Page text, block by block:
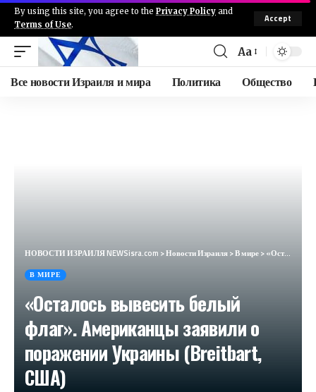
By using this site, you agree to the Privacy Policy and
Terms of Use.
Accept
Aa
Все новости Израиля и мира Политика Общество
НОВОСТИ ИЗРАИЛЯ NEWSisra.com >Новости Израиля>В мире>«Осталось вывесить белый флаг». Американцы заявили о поражении Украины (Breitbart, США)
В МИРЕ
«Осталось вывесить белый
флаг». Американцы заявили о
поражении Украины (Breitbart,
США)